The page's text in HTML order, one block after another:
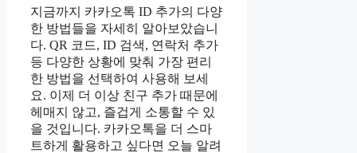
지금까지 카카오톡 ID 추가의 다양
한 방법들을 자세히 알아보았습니
다. QR 코드, ID 검색, 연락처 추가
등 다양한 상황에 맞춰 가장 편리
한 방법을 선택하여 사용해 보세
요. 이제 더 이상 친구 추가 때문에
헤매지 않고, 즐겁게 소통할 수 있
을 것입니다. 카카오톡을 더 스마
트하게 활용하고 싶다면 오늘 알려